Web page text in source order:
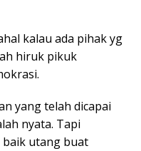
kalau ada pihak yg
hiruk pikuk
yang telah dicapai
nyata. Tapi
baik utang buat